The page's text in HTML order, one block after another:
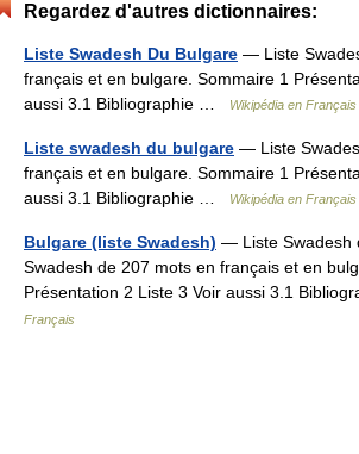
Regardez d'autres dictionnaires:
Liste Swadesh Du Bulgare — Liste
français et en bulgare. Sommaire 1
aussi 3.1 Bibliographie …
Wikipédia en Français
Liste swadesh du bulgare — Liste
français et en bulgare. Sommaire 1
aussi 3.1 Bibliographie …
Wikipédia en Français
Bulgare (liste Swadesh) — Liste Swadesh
Swadesh de 207 mots en français et en
Présentation 2 Liste 3 Voir aussi 3.1
Français